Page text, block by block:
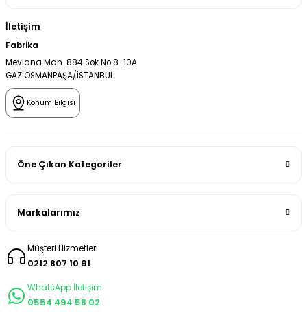
İletişim
Fabrika
Mevlana Mah. 884 Sok No:8-10A
GAZİOSMANPAŞA/İSTANBUL
Konum Bilgisi
Öne Çıkan Kategoriler
Markalarımız
Müşteri Hizmetleri
0212 807 10 91
WhatsApp İletişim
0554 494 58 02